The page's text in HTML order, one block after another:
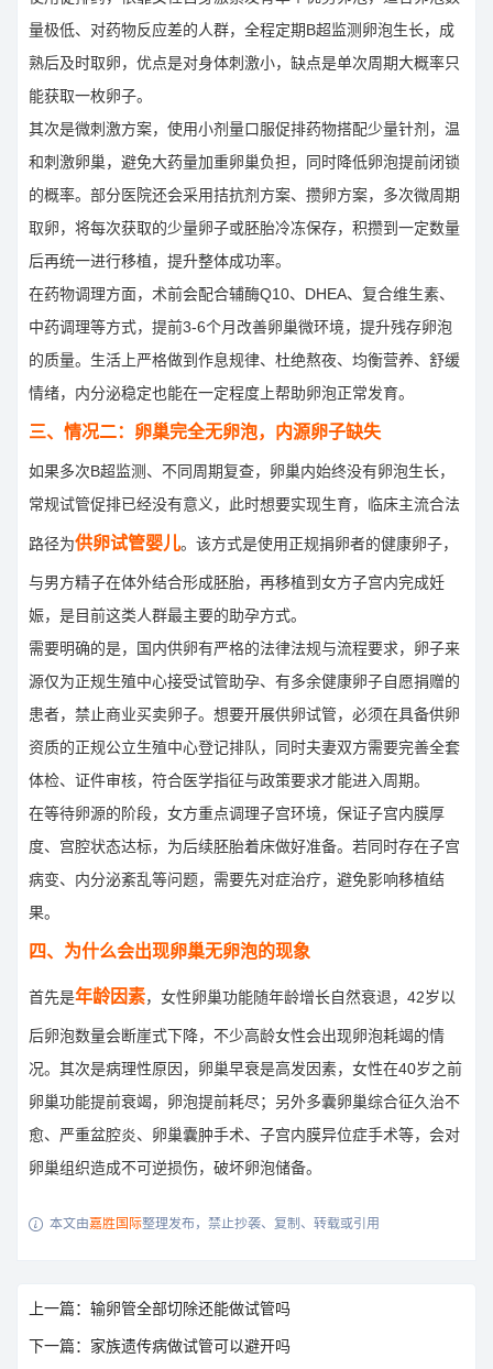
量极低、对药物反应差的人群，全程定期B超监测卵泡生长，成
熟后及时取卵，优点是对身体刺激小，缺点是单次周期大概率只
能获取一枚卵子。
其次是微刺激方案，使用小剂量口服促排药物搭配少量针剂，温
和刺激卵巢，避免大药量加重卵巢负担，同时降低卵泡提前闭锁
的概率。部分医院还会采用拮抗剂方案、攒卵方案，多次微周期
取卵，将每次获取的少量卵子或胚胎冷冻保存，积攒到一定数量
后再统一进行移植，提升整体成功率。
在药物调理方面，术前会配合辅酶Q10、DHEA、复合维生素、
中药调理等方式，提前3-6个月改善卵巢微环境，提升残存卵泡
的质量。生活上严格做到作息规律、杜绝熬夜、均衡营养、舒缓
情绪，内分泌稳定也能在一定程度上帮助卵泡正常发育。
三、情况二：卵巢完全无卵泡，内源卵子缺失
如果多次B超监测、不同周期复查，卵巢内始终没有卵泡生长，
常规试管促排已经没有意义，此时想要实现生育，临床主流合法
路径为供卵试管婴儿。该方式是使用正规捐卵者的健康卵子，
与男方精子在体外结合形成胚胎，再移植到女方子宫内完成妊
娠，是目前这类人群最主要的助孕方式。
需要明确的是，国内供卵有严格的法律法规与流程要求，卵子来
源仅为正规生殖中心接受试管助孕、有多余健康卵子自愿捐赠的
患者，禁止商业买卖卵子。想要开展供卵试管，必须在具备供卵
资质的正规公立生殖中心登记排队，同时夫妻双方需要完善全套
体检、证件审核，符合医学指征与政策要求才能进入周期。
在等待卵源的阶段，女方重点调理子宫环境，保证子宫内膜厚
度、宫腔状态达标，为后续胚胎着床做好准备。若同时存在子宫
病变、内分泌紊乱等问题，需要先对症治疗，避免影响移植结
果。
四、为什么会出现卵巢无卵泡的现象
首先是年龄因素，女性卵巢功能随年龄增长自然衰退，42岁以
后卵泡数量会断崖式下降，不少高龄女性会出现卵泡耗竭的情
况。其次是病理性原因，卵巢早衰是高发因素，女性在40岁之前
卵巢功能提前衰竭，卵泡提前耗尽；另外多囊卵巢综合征久治不
愈、严重盆腔炎、卵巢囊肿手术、子宫内膜异位症手术等，会对
卵巢组织造成不可逆损伤，破坏卵泡储备。
 本文由嘉胜国际整理发布，禁止抄袭、复制、转载或引用
上一篇：输卵管全部切除还能做试管吗
下一篇：家族遗传病做试管可以避开吗